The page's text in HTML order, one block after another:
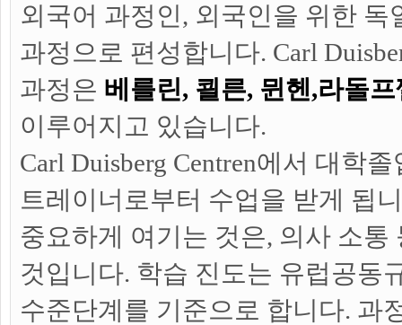
외국어 과정인, 외국인을 위한 독
과정으로 편성합니다. Carl
과정은 베를린, 쾰른, 뮌헨,라돌
이루어지고 있습니다.
Carl Duisberg Centren에서 대학
트레이너로부터 수업을 받게 됩
중요하게 여기는 것은, 의사 소통
것입니다. 학습 진도는 유럽공동
수준단계를 기준으로 합니다. 과